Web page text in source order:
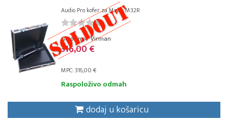
Audio Pro kofer za Midas M32R
Gotovina / Virman
316,00 €
MPC: 316,00 €
Raspoloživo odmah
dodaj u košaricu